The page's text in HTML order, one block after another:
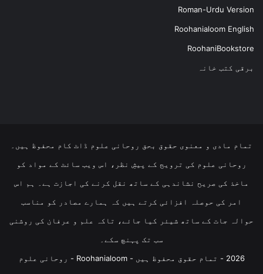
Roman-Urdu Version
Roohanialoom English
RoohaniBookstore
برقی کتب خانہ
تمام مادی و معنوی حقوق بحق روحانی علوم ڈاٹ کام محفوظ ہیں۔
روحانی علوم کی ترویج کے پیشِ نظر، اس ویب سائٹ کے مواد کو
ماخذ کی صریح نشاندہی کے ساتھ نقل کرنے کی اجازت ہے۔ ہم اس
امر کی حوصلہ افزائی کرتے ہیں کہ ہمارے مصادر کو مناسب
حوالہ جات کے ساتھ شیئر کیا جائے، تاکہ علم و عرفان کی روشنی
سب تک پہنچ سکے۔
2026 - تمام حقوق محفوظ ہیں - Roohanialoom - روحانی علوم